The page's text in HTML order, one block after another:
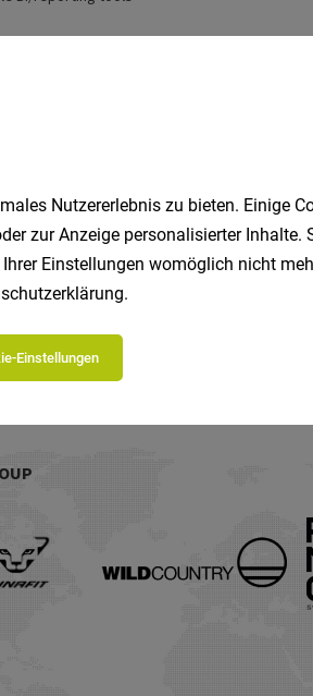
Nutzererlebnis zu bieten. Einige
zur Anzeige personalisierter Inhalte.
Einstellungen womöglich nicht
.
Einstellungen